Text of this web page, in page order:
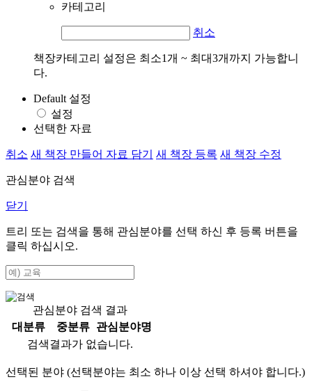
카테고리
취소
책장카테고리 설정은 최소1개 ~ 최대3개까지 가능합니
다.
Default 설정
설정
선택한 자료
취소 새 책장 만들어 자료 담기 새 책장 등록 새 책장 수정
관심분야 검색
닫기
트리 또는 검색을 통해 관심분야를 선택 하신 후 등록 버튼을
클릭 하십시오.
관심분야 검색 결과
대분류
중분류
관심분야명
검색결과가 없습니다.
선택된 분야 (선택분야는 최소 하나 이상 선택 하셔야 합니다.)